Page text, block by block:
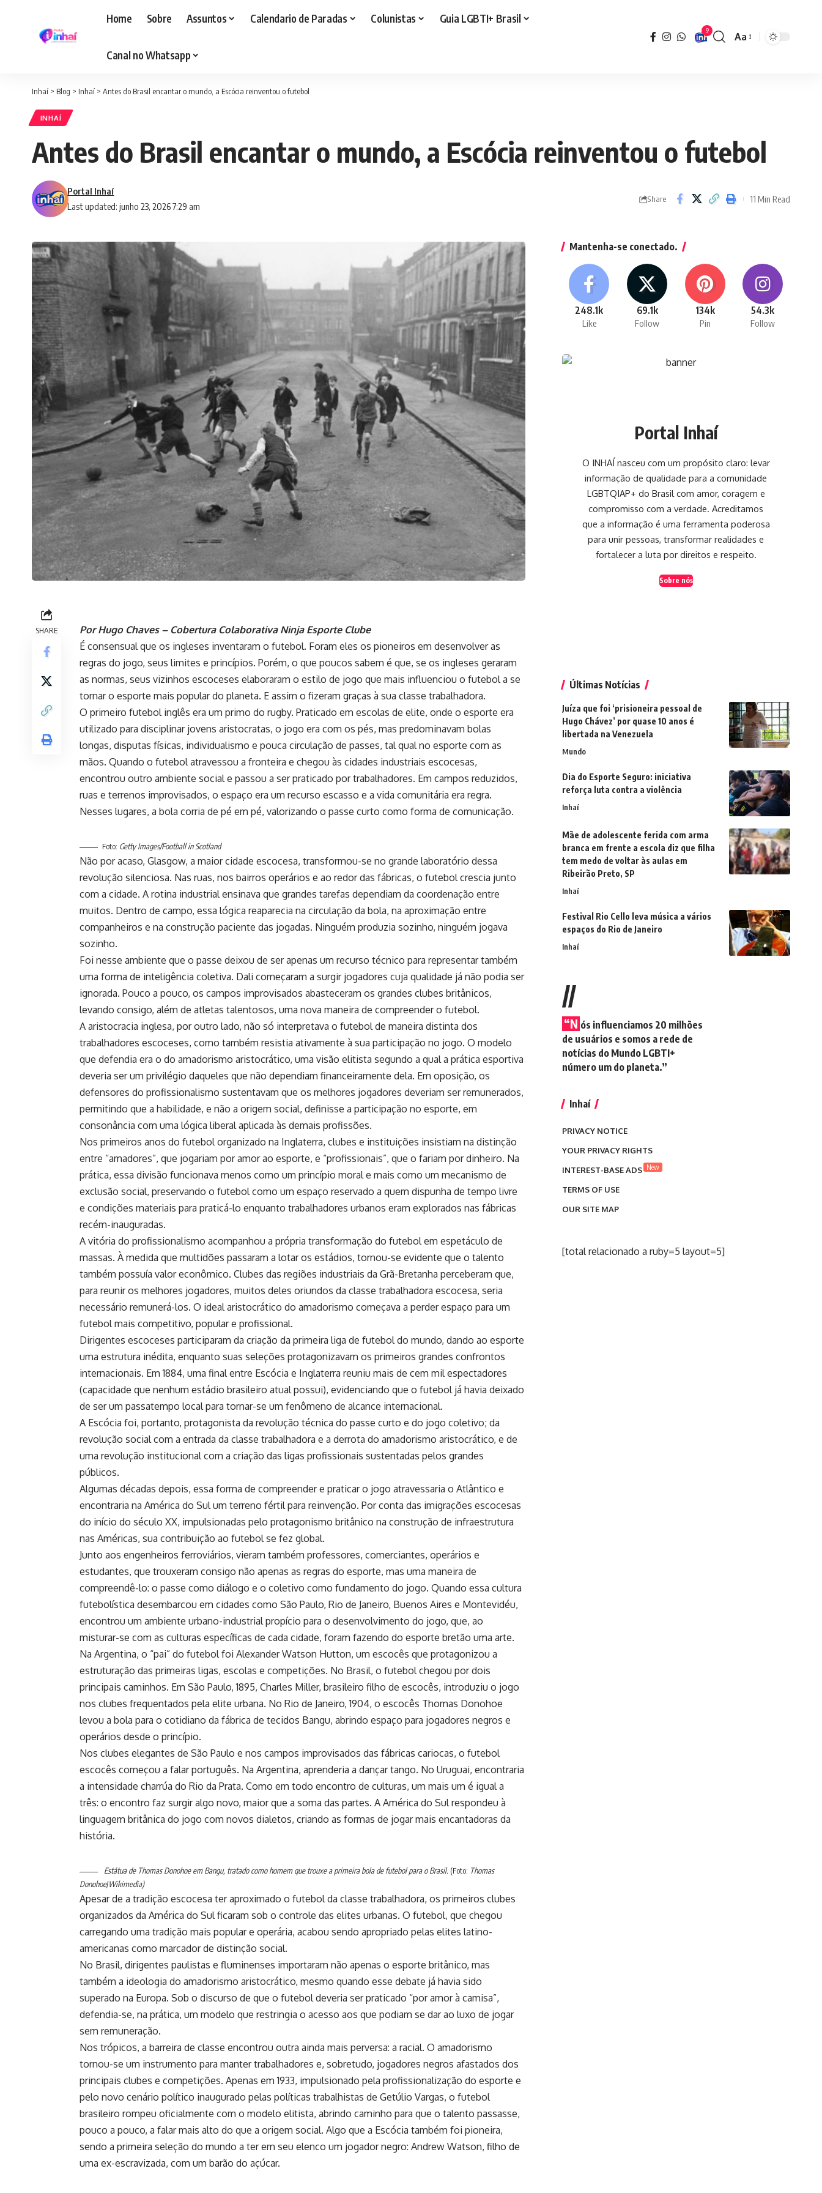
Home Sobre Assuntos Calendario de Paradas Colunistas Guia LGBTI+ Brasil
Canal no Whatsapp
9
Font
Aa
Inhaí > Blog > Inhaí > Antes do Brasil encantar o mundo, a Escócia reinventou o futebol
INHAÍ
Antes do Brasil encantar o mundo, a Escócia reinventou o futebol
Last updated: junho 23, 2026 7:29 am
Portal Inhaí
Share 11 Min Read
SHARE
Por Hugo Chaves – Cobertura Colaborativa Ninja Esporte Clube
É consensual que os ingleses inventaram o futebol. Foram eles os pioneiros em desenvolver as
regras do jogo, seus limites e princípios. Porém, o que poucos sabem é que, se os ingleses geraram
as normas, seus vizinhos escoceses elaboraram o estilo de jogo que mais influenciou o futebol a se
tornar o esporte mais popular do planeta. E assim o fizeram graças à sua classe trabalhadora.
O primeiro futebol inglês era um primo do rugby. Praticado em escolas de elite, onde o esporte era
utilizado para disciplinar jovens aristocratas, o jogo era com os pés, mas predominavam bolas
longas, disputas físicas, individualismo e pouca circulação de passes, tal qual no esporte com as
mãos. Quando o futebol atravessou a fronteira e chegou às cidades industriais escocesas,
encontrou outro ambiente social e passou a ser praticado por trabalhadores. Em campos reduzidos,
ruas e terrenos improvisados, o espaço era um recurso escasso e a vida comunitária era regra.
Nesses lugares, a bola corria de pé em pé, valorizando o passe curto como forma de comunicação.
Foto: Getty Images/Football in Scotland
Não por acaso, Glasgow, a maior cidade escocesa, transformou-se no grande laboratório dessa
revolução silenciosa. Nas ruas, nos bairros operários e ao redor das fábricas, o futebol crescia junto
com a cidade. A rotina industrial ensinava que grandes tarefas dependiam da coordenação entre
muitos. Dentro de campo, essa lógica reaparecia na circulação da bola, na aproximação entre
companheiros e na construção paciente das jogadas. Ninguém produzia sozinho, ninguém jogava
sozinho.
Foi nesse ambiente que o passe deixou de ser apenas um recurso técnico para representar também
uma forma de inteligência coletiva. Dali começaram a surgir jogadores cuja qualidade já não podia ser
ignorada. Pouco a pouco, os campos improvisados abasteceram os grandes clubes britânicos,
levando consigo, além de atletas talentosos, uma nova maneira de compreender o futebol.
A aristocracia inglesa, por outro lado, não só interpretava o futebol de maneira distinta dos
trabalhadores escoceses, como também resistia ativamente à sua participação no jogo. O modelo
que defendia era o do amadorismo aristocrático, uma visão elitista segundo a qual a prática esportiva
deveria ser um privilégio daqueles que não dependiam financeiramente dela. Em oposição, os
defensores do profissionalismo sustentavam que os melhores jogadores deveriam ser remunerados,
permitindo que a habilidade, e não a origem social, definisse a participação no esporte, em
consonância com uma lógica liberal aplicada às demais profissões.
Nos primeiros anos do futebol organizado na Inglaterra, clubes e instituições insistiam na distinção
entre “amadores”, que jogariam por amor ao esporte, e “profissionais”, que o fariam por dinheiro. Na
prática, essa divisão funcionava menos como um princípio moral e mais como um mecanismo de
exclusão social, preservando o futebol como um espaço reservado a quem dispunha de tempo livre
e condições materiais para praticá-lo enquanto trabalhadores urbanos eram explorados nas fábricas
recém-inauguradas.
A vitória do profissionalismo acompanhou a própria transformação do futebol em espetáculo de
massas. À medida que multidões passaram a lotar os estádios, tornou-se evidente que o talento
também possuía valor econômico. Clubes das regiões industriais da Grã-Bretanha perceberam que,
para reunir os melhores jogadores, muitos deles oriundos da classe trabalhadora escocesa, seria
necessário remunerá-los. O ideal aristocrático do amadorismo começava a perder espaço para um
futebol mais competitivo, popular e profissional.
Dirigentes escoceses participaram da criação da primeira liga de futebol do mundo, dando ao esporte
uma estrutura inédita, enquanto suas seleções protagonizavam os primeiros grandes confrontos
internacionais. Em 1884, uma final entre Escócia e Inglaterra reuniu mais de cem mil espectadores
(capacidade que nenhum estádio brasileiro atual possui), evidenciando que o futebol já havia deixado
de ser um passatempo local para tornar-se um fenômeno de alcance internacional.
A Escócia foi, portanto, protagonista da revolução técnica do passe curto e do jogo coletivo; da
revolução social com a entrada da classe trabalhadora e a derrota do amadorismo aristocrático, e de
uma revolução institucional com a criação das ligas profissionais sustentadas pelos grandes
públicos.
Algumas décadas depois, essa forma de compreender e praticar o jogo atravessaria o Atlântico e
encontraria na América do Sul um terreno fértil para reinvenção. Por conta das imigrações escocesas
do início do século XX, impulsionadas pelo protagonismo britânico na construção de infraestrutura
nas Américas, sua contribuição ao futebol se fez global.
Junto aos engenheiros ferroviários, vieram também professores, comerciantes, operários e
estudantes, que trouxeram consigo não apenas as regras do esporte, mas uma maneira de
compreendê-lo: o passe como diálogo e o coletivo como fundamento do jogo. Quando essa cultura
futebolística desembarcou em cidades como São Paulo, Rio de Janeiro, Buenos Aires e Montevidéu,
encontrou um ambiente urbano-industrial propício para o desenvolvimento do jogo, que, ao
misturar-se com as culturas específicas de cada cidade, foram fazendo do esporte bretão uma arte.
Na Argentina, o “pai” do futebol foi Alexander Watson Hutton, um escocês que protagonizou a
estruturação das primeiras ligas, escolas e competições. No Brasil, o futebol chegou por dois
principais caminhos. Em São Paulo, 1895, Charles Miller, brasileiro filho de escocês, introduziu o jogo
nos clubes frequentados pela elite urbana. No Rio de Janeiro, 1904, o escocês Thomas Donohoe
levou a bola para o cotidiano da fábrica de tecidos Bangu, abrindo espaço para jogadores negros e
operários desde o princípio.
Nos clubes elegantes de São Paulo e nos campos improvisados das fábricas cariocas, o futebol
escocês começou a falar português. Na Argentina, aprenderia a dançar tango. No Uruguai, encontraria
a intensidade charrúa do Rio da Prata. Como em todo encontro de culturas, um mais um é igual a
três: o encontro faz surgir algo novo, maior que a soma das partes. A América do Sul respondeu à
linguagem britânica do jogo com novos dialetos, criando as formas de jogar mais encantadoras da
história.
Estátua de Thomas Donohoe em Bangu, tratado como homem que trouxe a primeira bola de futebol para o Brasil. (Foto: Thomas
Donohoe/Wikimedia)
Apesar de a tradição escocesa ter aproximado o futebol da classe trabalhadora, os primeiros clubes
organizados da América do Sul ficaram sob o controle das elites urbanas. O futebol, que chegou
carregando uma tradição mais popular e operária, acabou sendo apropriado pelas elites latino-
americanas como marcador de distinção social.
No Brasil, dirigentes paulistas e fluminenses importaram não apenas o esporte britânico, mas
também a ideologia do amadorismo aristocrático, mesmo quando esse debate já havia sido
superado na Europa. Sob o discurso de que o futebol deveria ser praticado “por amor à camisa”,
defendia-se, na prática, um modelo que restringia o acesso aos que podiam se dar ao luxo de jogar
sem remuneração.
Nos trópicos, a barreira de classe encontrou outra ainda mais perversa: a racial. O amadorismo
tornou-se um instrumento para manter trabalhadores e, sobretudo, jogadores negros afastados dos
principais clubes e competições. Apenas em 1933, impulsionado pela profissionalização do esporte e
pelo novo cenário político inaugurado pelas políticas trabalhistas de Getúlio Vargas, o futebol
brasileiro rompeu oficialmente com o modelo elitista, abrindo caminho para que o talento passasse,
pouco a pouco, a falar mais alto do que a origem social. Algo que a Escócia também foi pioneira,
sendo a primeira seleção do mundo a ter em seu elenco um jogador negro: Andrew Watson, filho de
uma ex-escravizada, com um barão do açúcar.
Mantenha-se conectado.
248.1k
Like
69.1k
Follow
134k
Pin
54.3k
Follow
Portal Inhaí
O INHAÍ nasceu com um propósito claro: levar
informação de qualidade para a comunidade
LGBTQIAP+ do Brasil com amor, coragem e
compromisso com a verdade. Acreditamos
que a informação é uma ferramenta poderosa
para unir pessoas, transformar realidades e
fortalecer a luta por direitos e respeito.
Sobre nós
Últimas Notícias
Juíza que foi ‘prisioneira pessoal de
Hugo Chávez’ por quase 10 anos é
libertada na Venezuela
Mundo
Dia do Esporte Seguro: iniciativa
reforça luta contra a violência
Inhaí
Mãe de adolescente ferida com arma
branca em frente a escola diz que filha
tem medo de voltar às aulas em
Ribeirão Preto, SP
Inhaí
Festival Rio Cello leva música a vários
espaços do Rio de Janeiro
Inhaí
//
“N ós influenciamos 20 milhões
de usuários e somos a rede de
notícias do Mundo LGBTI+
número um do planeta.”
Inhaí
PRIVACY NOTICE
YOUR PRIVACY RIGHTS
INTEREST-BASE ADS New
TERMS OF USE
OUR SITE MAP
[total relacionado a ruby=5 layout=5]